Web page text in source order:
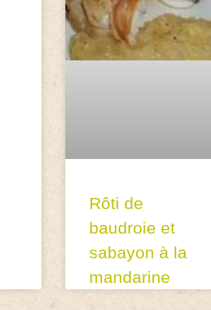
Rôti de
baudroie et
sabayon à la
mandarine